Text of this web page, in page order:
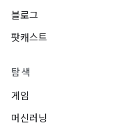
블로그
팟캐스트
탐색
게임
머신러닝